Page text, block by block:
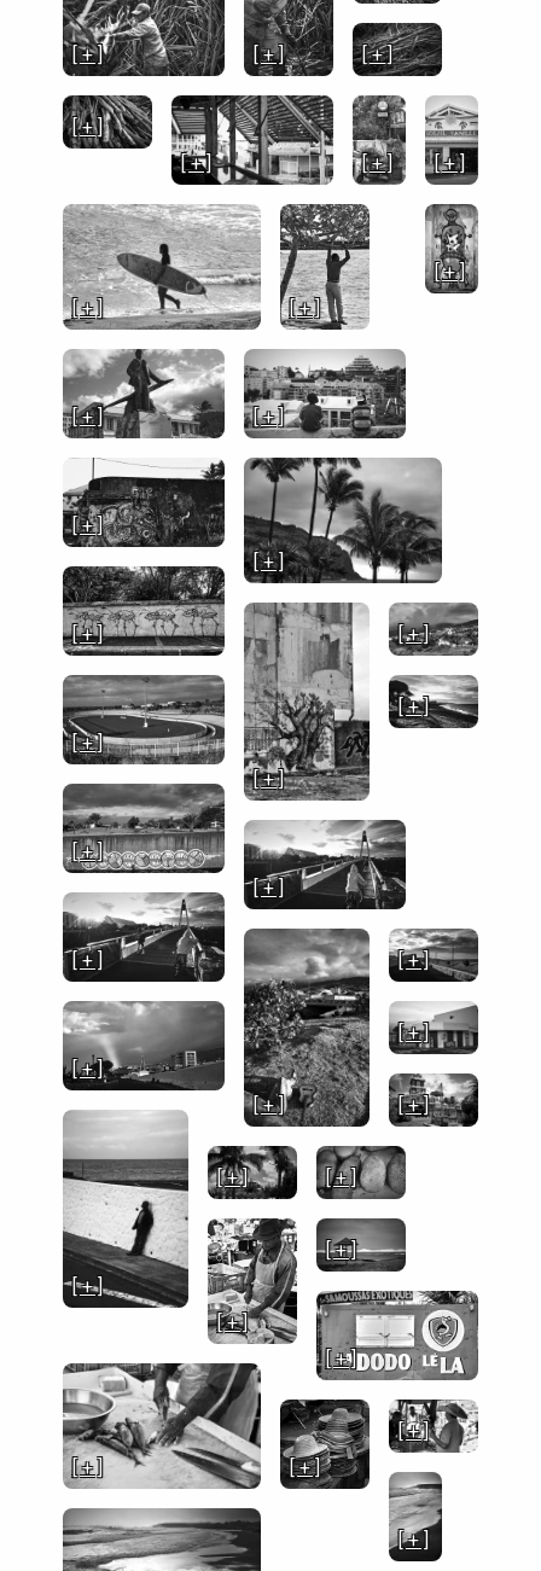
[ + ] [ + ] [ + ]
[ + ]
[ + ]
[ + ]
[ + ] [ + ]
[ + ]
[ + ] [ + ]
[ + ]
[ + ]
[ + ]
[ + ]
[ + ]
[ + ]
[ + ]
[ + ]
[ + ]
[ + ]
[ + ]
[ + ]
[ + ]
[ + ]
[ + ]
[ + ]
[ + ]
[ + ] [ + ]
[ + ]
[ + ]
[ + ]
[ + ]
[ + ]
[ + ]
[ + ]